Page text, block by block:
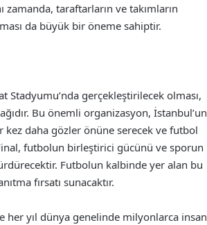
taraftarların ve takımların
da büyük bir öneme sahiptir.
gerçekleştirilecek olması,
Bu önemli organizasyon, İstanbul’un
daha gözler önüne serecek ve futbol
futbolun birleştirici gücünü ve sporun
Futbolun kalbinde yer alan bu
fırsatı sunacaktır.
her yıl dünya genelinde milyonlarca insan